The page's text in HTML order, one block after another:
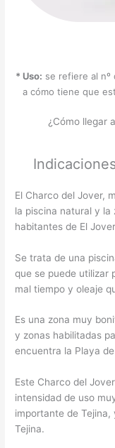
* Uso: se refiere al nº
a cómo tiene que
¿Cómo llegar
El Charco del Jover,
la piscina natural y la
habitantes de El
Se trata de una
que se puede utilizar
mal tiempo y oleaje
Es una zona muy
y zonas habilitadas
encuentra la Playa
Este Charco del
intensidad de uso
importante de
Tejina.